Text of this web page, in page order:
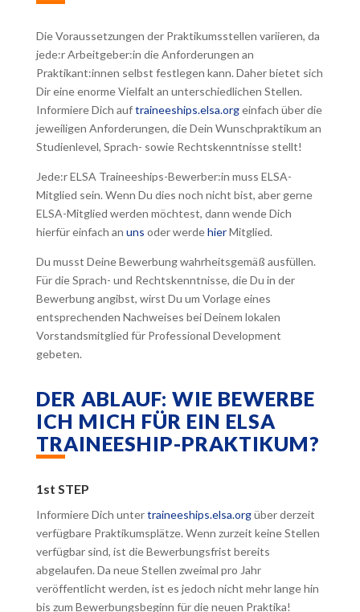
Die Voraussetzungen der Praktikumsstellen variieren, da
jede:r Arbeitgeber:in die Anforderungen an
Praktikant:innen selbst festlegen kann. Daher bietet sich
Dir eine enorme Vielfalt an unterschiedlichen Stellen.
Informiere Dich auftraineeships.elsa.orgeinfach über die
jeweiligen Anforderungen, die Dein Wunschpraktikum an
Studienlevel, Sprach- sowie Rechtskenntnisse stellt!
Jede:r ELSA Traineeships-Bewerber:in muss ELSA-
Mitglied sein. Wenn Du dies noch nicht bist, aber gerne
ELSA-Mitglied werden möchtest, dann wende Dich
hierfür einfach an uns oder werdehierMitglied.
Du musst Deine Bewerbung wahrheitsgemäß ausfüllen.
Für die Sprach- und Rechtskenntnisse, die Du in der
Bewerbung angibst, wirst Du um Vorlage eines
entsprechenden Nachweises bei Deinem lokalen
Vorstandsmitglied für Professional Development
gebeten.
DER ABLAUF: WIE BEWERBE
ICH MICH FÜR EIN ELSA
TRAINEESHIP-PRAKTIKUM?
1st STEP
Informiere Dich untertraineeships.elsa.orgüber derzeit
verfügbare Praktikumsplätze. Wenn zurzeit keine Stellen
verfügbar sind, ist die Bewerbungsfrist bereits
abgelaufen. Da neue Stellen zweimal pro Jahr
veröffentlicht werden, ist es jedoch nicht mehr lange hin
bis zum Bewerbungsbeginn für die neuen Praktika!